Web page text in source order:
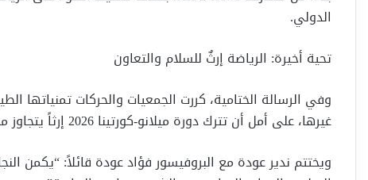
الدولي.
تحية أخيرة: الرياضة إرثٌ للسلام والتعاون
وفي الرسالة الختامية، كررت الجمعيات والحركات تمنياتها
غيرها، على أمل أن تترك دورة ميلانو-كورتينا 2026 إرثاً يتجاوز مجرد الميداليات.
ويختتم ندير عودة مع البروفيسور فؤاد عودة قائلاً: “يكمن